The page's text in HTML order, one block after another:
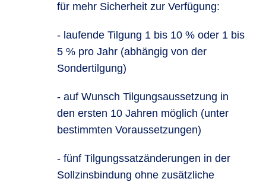
für mehr Sicherheit zur Verfügung:
- laufende Tilgung 1 bis 10 % oder 1 bis
5 % pro Jahr (abhängig von der
Sondertilgung)
- auf Wunsch Tilgungsaussetzung in
den ersten 10 Jahren möglich (unter
bestimmten Voraussetzungen)
- fünf Tilgungssatzänderungen in der
Sollzinsbindung ohne zusätzliche